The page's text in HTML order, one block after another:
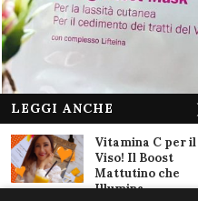
LEGGI ANCHE
Vitamina C per il
Viso! Il Boost
Mattutino che
Illumina...